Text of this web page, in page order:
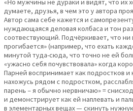
«Но мужчины не дураки и видят, что их
думаете, друзья, в чем это у автора
Автор сама себе кажется и
нуждающаяся деловая колбаса и тон
соотвествующий. Подчёркивает, что ни
прогибается» (например, что ехать
минутой туда-сюда, что точно не ей
«ужасно себя почувствовала» когда
Парней воспринимает как подростков и
нахожусь рядом с подростком,
парень – я обычно нервничаю» =
и демонстрирует как ей наплевать и
в элементарных вещах — скинуть